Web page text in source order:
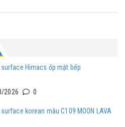
Himacs ốp mặt bếp
2026 0
korean màu C109 MOON LAVA